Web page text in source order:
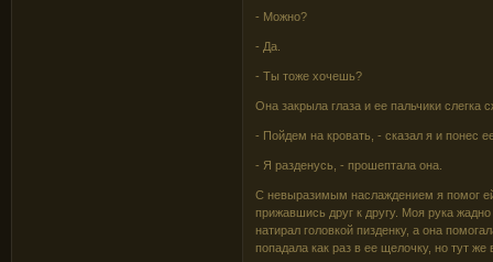
- Можно?
- Да.
- Ты тоже хочешь?
Она закрыла глаза и ее пальчики слегка
- Пойдем на кровать, - сказал я и понес
- Я разденусь, - прошептала она.
С невыразимым наслаждением я помог
прижавшись друг к другу. Моя рука
натирал головкой пизденку, а она
попадала как раз в ее щелочку, но тут же